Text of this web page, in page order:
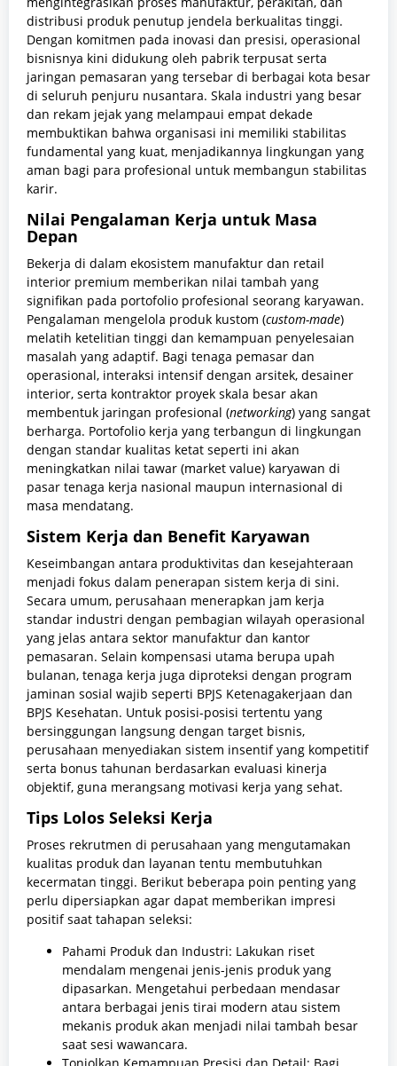
distribusi produk penutup jendela berkualitas tinggi.
Dengan komitmen pada inovasi dan presisi, operasional
bisnisnya kini didukung oleh pabrik terpusat serta
jaringan pemasaran yang tersebar di berbagai kota besar
di seluruh penjuru nusantara. Skala industri yang besar
dan rekam jejak yang melampaui empat dekade
membuktikan bahwa organisasi ini memiliki stabilitas
fundamental yang kuat, menjadikannya lingkungan yang
aman bagi para profesional untuk membangun stabilitas
karir.
Nilai Pengalaman Kerja untuk Masa
Depan
Bekerja di dalam ekosistem manufaktur dan retail
interior premium memberikan nilai tambah yang
signifikan pada portofolio profesional seorang karyawan.
Pengalaman mengelola produk kustom (custom-made)
melatih ketelitian tinggi dan kemampuan penyelesaian
masalah yang adaptif. Bagi tenaga pemasar dan
operasional, interaksi intensif dengan arsitek, desainer
interior, serta kontraktor proyek skala besar akan
membentuk jaringan profesional (networking) yang sangat
berharga. Portofolio kerja yang terbangun di lingkungan
dengan standar kualitas ketat seperti ini akan
meningkatkan nilai tawar (market value) karyawan di
pasar tenaga kerja nasional maupun internasional di
masa mendatang.
Sistem Kerja dan Benefit Karyawan
Keseimbangan antara produktivitas dan kesejahteraan
menjadi fokus dalam penerapan sistem kerja di sini.
Secara umum, perusahaan menerapkan jam kerja
standar industri dengan pembagian wilayah operasional
yang jelas antara sektor manufaktur dan kantor
pemasaran. Selain kompensasi utama berupa upah
bulanan, tenaga kerja juga diproteksi dengan program
jaminan sosial wajib seperti BPJS Ketenagakerjaan dan
BPJS Kesehatan. Untuk posisi-posisi tertentu yang
bersinggungan langsung dengan target bisnis,
perusahaan menyediakan sistem insentif yang kompetitif
serta bonus tahunan berdasarkan evaluasi kinerja
objektif, guna merangsang motivasi kerja yang sehat.
Tips Lolos Seleksi Kerja
Proses rekrutmen di perusahaan yang mengutamakan
kualitas produk dan layanan tentu membutuhkan
kecermatan tinggi. Berikut beberapa poin penting yang
perlu dipersiapkan agar dapat memberikan impresi
positif saat tahapan seleksi:
Pahami Produk dan Industri: Lakukan riset
mendalam mengenai jenis-jenis produk yang
dipasarkan. Mengetahui perbedaan mendasar
antara berbagai jenis tirai modern atau sistem
mekanis produk akan menjadi nilai tambah besar
saat sesi wawancara.
Tonjolkan Kemampuan Presisi dan Detail: Bagi